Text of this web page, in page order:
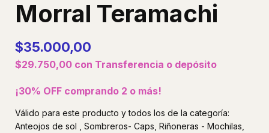
Morral Teramachi
$35.000,00
$29.750,00 con Transferencia o depósito
¡30% OFF comprando 2 o más!
Válido para este producto y todos los de la categoría:
Anteojos de sol , Sombreros- Caps, Riñoneras - Mochilas,